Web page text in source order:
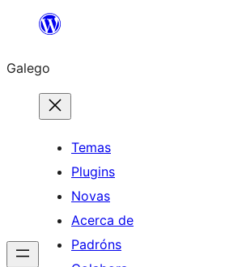
Saltar
contido
Galego
Temas
Plugins
Novas
Acerca de
Padróns